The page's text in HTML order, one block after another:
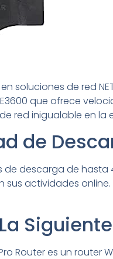
soluciones de red
que ofrece
red inigualable en la
de
descarga de hasta
sus actividades
Router es un